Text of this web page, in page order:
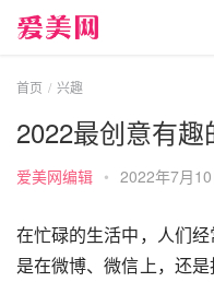
首页 兴趣
2022最创意有趣
爱美网编辑 • 2022年7月
在忙碌的生活中，人们
是在微博、微信上，还